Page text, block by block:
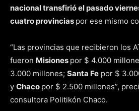
nacional transfirió el pasado
cuatro provincias por ese mismo
“Las provincias que recibieron los
fueron Misiones por $ 4.000
3.000 millones; Santa Fe por $
y Chaco por $ 2.500 millones”,
consultora Politikón Chaco.